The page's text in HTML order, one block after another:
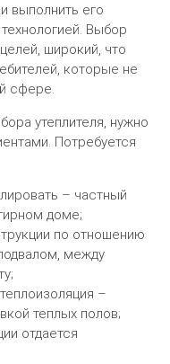
выполнить его
Выбор
широкий, что
которые не
сфере.
утеплителя, нужно
Потребуется
– частный
доме;
по отношению
между
–
теплых полов;
отдается